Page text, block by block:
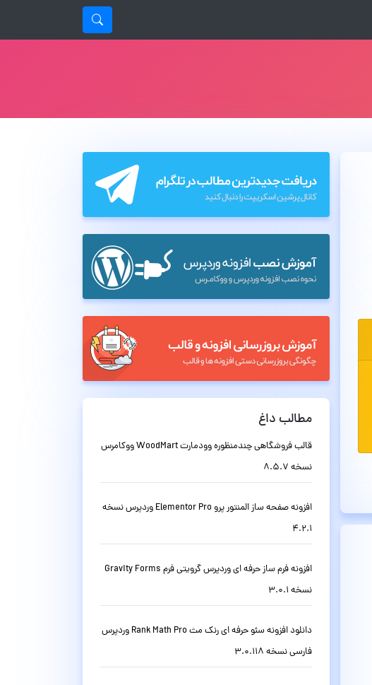
مطالب داغ
قالب فروشگاهی چندمنظوره وودمارت WoodMart ووکامرس
نسخه 8.5.7
افزونه صفحه ساز المنتور پرو Elementor Pro وردپرس نسخه
4.2.1
افزونه فرم ساز حرفه ای وردپرس گرویتی فرم Gravity Forms
نسخه 3.0.1
دانلود افزونه سئو حرفه ای رنک مث Rank Math Pro وردپرس
فارسی نسخه 3.0.118